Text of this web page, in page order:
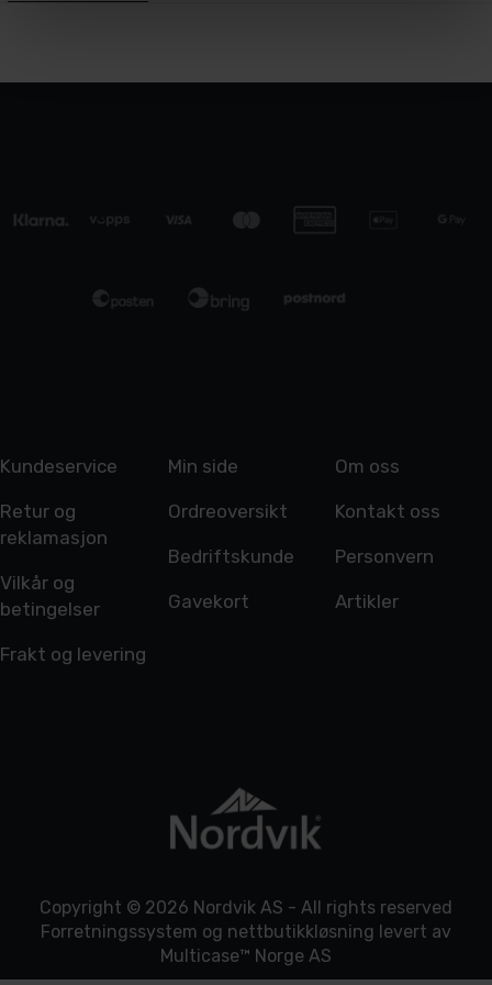
Kundeservice
Retur og
reklamasjon
Vilkår og
betingelser
Frakt og levering
Min side
Ordreoversikt
Bedriftskunde
Gavekort
Om oss
Kontakt oss
Personvern
Artikler
Copyright © 2026 Nordvik AS - All rights reserved
Forretningssystem og nettbutikkløsning levert av
Multicase™ Norge AS